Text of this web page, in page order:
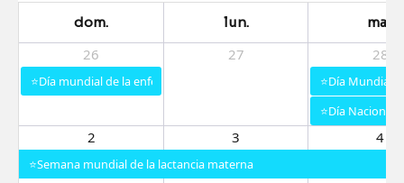
dom. lun. mar.
26
⭐Día mundial de la enfermedad de Gaucher
27 28
⭐Día Mundial
⭐Día Nacional
2
⭐Semana mundial de la lactancia materna
3 4